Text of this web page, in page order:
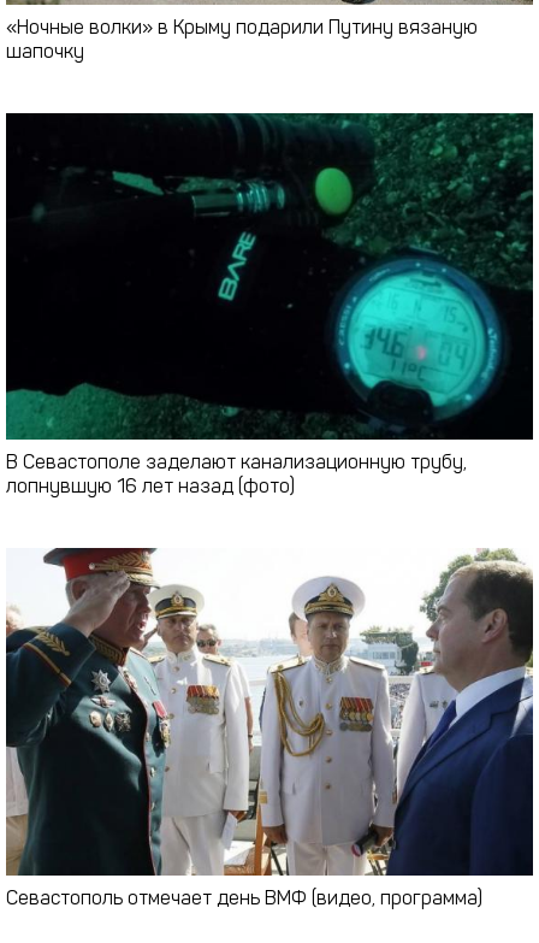
«Ночные волки» в Крыму подарили Путину вязаную
шапочку
В Севастополе заделают канализационную трубу,
лопнувшую 16 лет назад (фото)
Севастополь отмечает день ВМФ (видео, программа)